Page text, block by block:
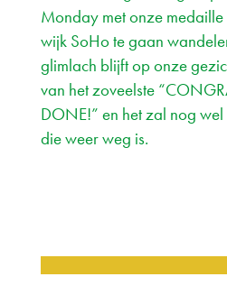
Monday met onze
wijk SoHo te gaan
glimlach blijft op onze
van het zoveelste
DONE!” en het zal nog
die weer weg is.